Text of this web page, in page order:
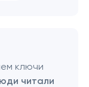
ключи
читали